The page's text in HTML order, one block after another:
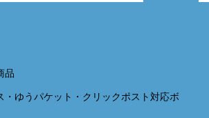
品
・ゆうパケット・クリックポスト対応ボ